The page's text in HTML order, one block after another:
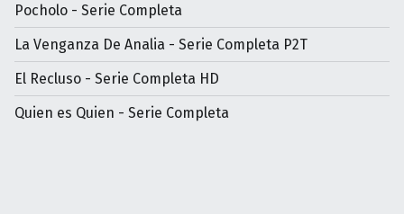
Pocholo - Serie Completa
La Venganza De Analia - Serie Completa P2T
El Recluso - Serie Completa HD
Quien es Quien - Serie Completa